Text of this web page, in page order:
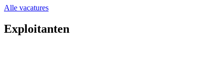
Alle vacatures
Exploitanten